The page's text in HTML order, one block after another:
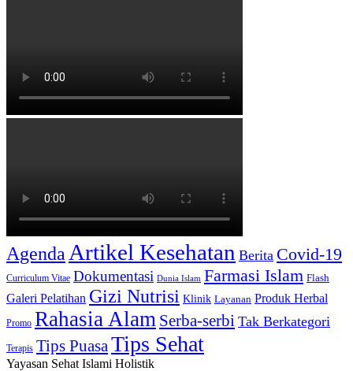
Agenda Artikel Kesehatan Berita Covid-19
Curriculum Vitae Dokumentasi Dunia Islam Farmasi Islam Flash
Galeri Pelatihan Gizi Nutrisi Klinik Layanan Produk Herbal
Promo Rahasia Alam Serba-serbi Tak Berkategori
Terapis Tips PuasaTips Sehat
Yayasan Sehat Islami Holistik